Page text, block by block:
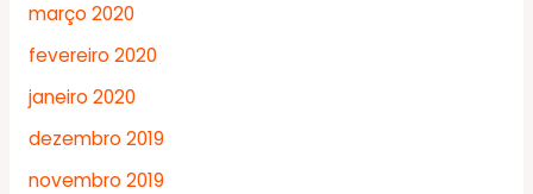
março 2020
fevereiro 2020
janeiro 2020
dezembro 2019
novembro 2019